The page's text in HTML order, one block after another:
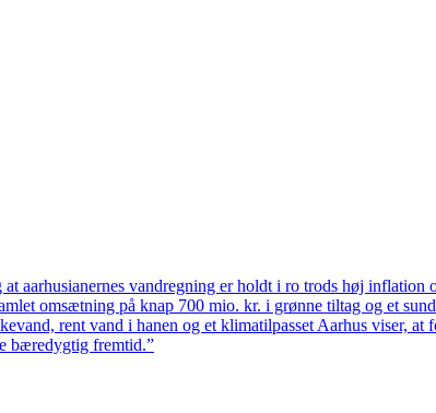
aarhusianernes vandregning er holdt i ro trods høj inflation
omsætning på knap 700 mio. kr. i grønne tiltag og et
rent vand i hanen og et klimatilpasset Aarhus viser,
bæredygtig fremtid.”